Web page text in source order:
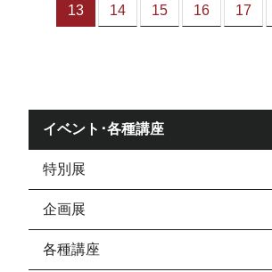
13
（こ
14 15 16 17
イベント･各種講座
特別展
企画展
各種講座